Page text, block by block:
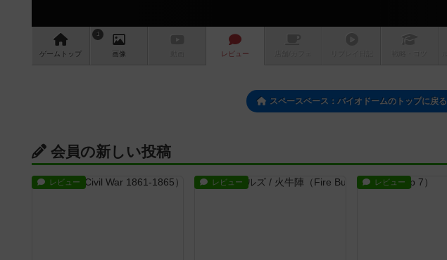
ゲーム トップ
1
画像 レビュー
スペースベース：バイオドームのトップに戻る
会員の新しい投稿
レビュー レビュー レビュー